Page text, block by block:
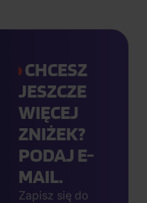
CHCESZ
JESZCZE
WIĘCEJ
ZNIŻEK?
PODAJ E-
MAIL.
Zapisz się do